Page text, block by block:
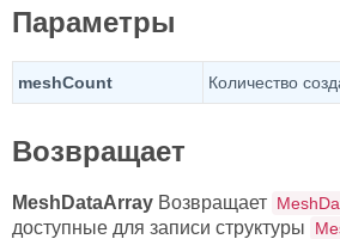
Параметры
meshCount Количество
Возвращает
MeshDataArray Возвращает
доступные для записи структуры